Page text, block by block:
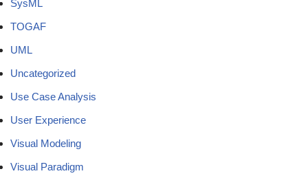
SysML
TOGAF
UML
Uncategorized
Use Case Analysis
User Experience
Visual Modeling
Visual Paradigm